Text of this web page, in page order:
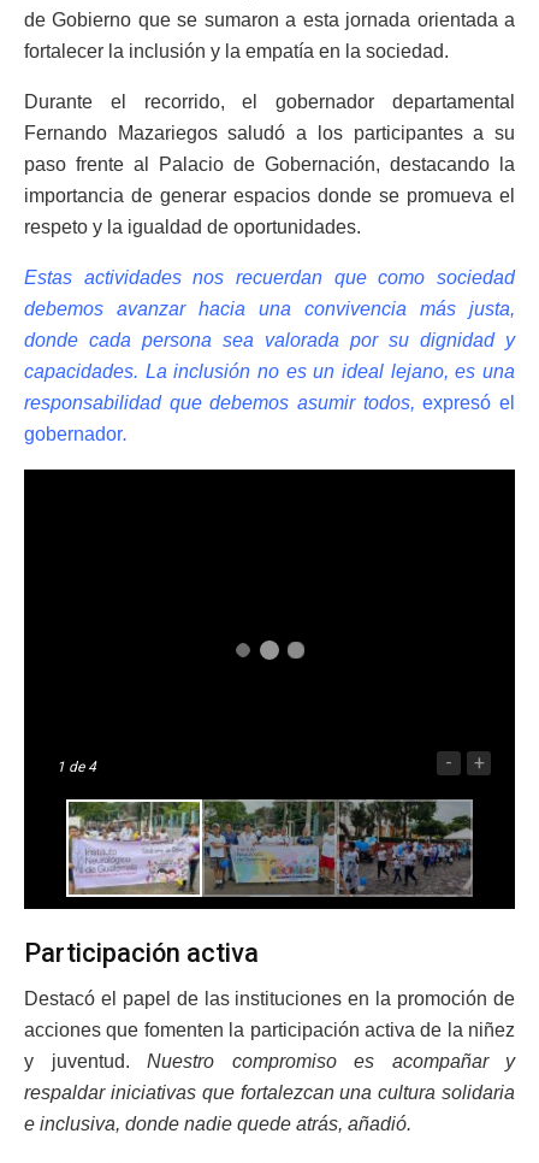
de Gobierno que se sumaron a esta jornada orientada a
fortalecer la inclusión y la empatía en la sociedad.
Durante el recorrido, el gobernador departamental
Fernando Mazariegos saludó a los participantes a su
paso frente al Palacio de Gobernación, destacando la
importancia de generar espacios donde se promueva el
respeto y la igualdad de oportunidades.
Estas actividades nos recuerdan que como sociedad
debemos avanzar hacia una convivencia más justa,
donde cada persona sea valorada por su dignidad y
capacidades. La inclusión no es un ideal lejano, es una
responsabilidad que debemos asumir todos,expresó el
gobernador.
1 de 4 - +
Participación activa
Destacó el papel de las instituciones en la promoción de
acciones que fomenten la participación activa de la niñez
y juventud. Nuestro compromiso es acompañar y
respaldar iniciativas que fortalezcan una cultura solidaria
e inclusiva, donde nadie quede atrás, añadió.